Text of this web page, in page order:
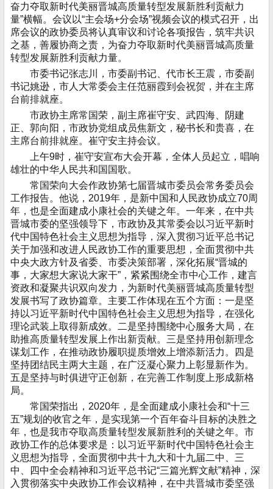
奋力夺取新时代美丽晋城高质量转型发展新胜利贡献力
量”横幅。会议以“主会场+分会场”视频会议的模式召开，出
席会议的政协委员将认真审议和讨论各项报告，筑牢共识
之基，善履协商之责，为奋力夺取新时代美丽晋城高质量
转型发展新胜利贡献力量。
市委书记张志川，市委副书记、代市长王震，市委副
书记姚逊，市人大常委会主任范丽霞到会祝贺，并在主席
台前排就座。
市政协主席常国荣，副主席崔守安、武四海、阴建
正、郭向阳，市政协党组成员焦新文，秘书长和贵喜，在
主席台前排就座。崔守安主持会议。
上午9时，崔守安宣布大会开幕，全体人员起立，唱响
雄壮的中华人民共和国国歌。
常国荣向大会作政协第七届晋城市委员会常务委员会
工作报告。他说，2019年，是新中国和人民政协成立70周
年，也是全面建成小康社会的关键之年。一年来，在中共
晋城市委的坚强领导下，市政协及其常委会以习近平新时
代中国特色社会主义思想为指导，深入贯彻习近平总书记
关于加强和改进人民政协工作的重要思想，全面贯彻中共
中央大政方针及省委、市委决策部署，深化拓展“晋城的
事，大家想大家说大家干”，紧紧围绕全市中心工作，建言
资政和凝聚共识双向发力，为新时代美丽晋城高质量转型
发展书写了政协篇章。主要工作体现在五个方面：一是坚
持以习近平新时代中国特色社会主义思想为指导，在强化
理论武装上取得新成效。二是坚持围绕中心服务大局，在
助推高质量转型发展上作出新贡献。三是坚持用创新理念
谋划工作，在推动政协履职提质增效上增添新活力。四是
坚持团结民主两大主题，在广泛凝心聚力上彰显新作为。
五是坚持与时俱进守正创新，在完善工作制度上形成新格
局。
常国荣指出，2020年，是全面建成小康社会和“十三
五”规划的收官之年，是实现第一个百年奋斗目标的决胜之
年，也是我市夺取高质量转型发展新胜利的关键之年。市
政协工作的总体要求是：以习近平新时代中国特色社会主
义思想为指导，全面贯彻中共十九大和十九届二中、三
中、四中全会精神和习近平总书记“三篇光辉文献”精神，深
入贯彻落实中央政协工作会议精神，在中共晋城市委坚强